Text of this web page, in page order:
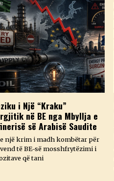
i Një “Kraku”
në BE nga Mbyllja e
së Arabisë Saudite
një krim i madh kombëtar për
të BE-së mosshfrytëzimi i
që tani